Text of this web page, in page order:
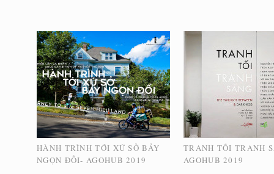
HÀNH TRÌNH TỚI XỨ SỞ BẢY
NGỌN ĐỒI- AGOHUB 2019
TRANH TỐI TRANH
AGOHUB 2019